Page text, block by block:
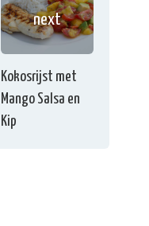
next
Kokosrijst met
Mango Salsa en
Kip